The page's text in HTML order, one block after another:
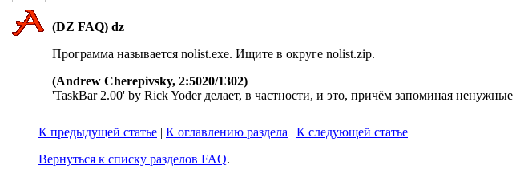
(DZ FAQ) dz
Пpогpамма называется nolist.exe. Ищите в окpуге nolist.zip.
(Andrew Cherepivsky, 2:5020/1302)
'TaskBar 2.00' by Rick Yoder делает, в частности, и это, причём запоминая
К предыдущей статье | К оглавлению раздела | К следующей статье
Вернуться к списку разделов FAQ.